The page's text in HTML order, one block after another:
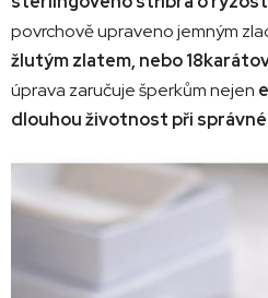
povrchově upraveno jemným
žlutým zlatem, nebo
úprava zaručuje šperkům nejen
dlouhou životnost při